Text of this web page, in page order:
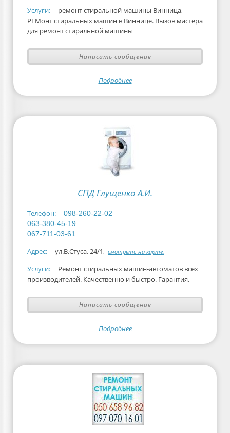
Услуги:
ремонт стиральной машины Винница,
РЕМонт стиральных машин в Виннице. Вызов мастера
для ремонт стиральной машины
Написать сообщение
Подробнее
СПД Глущенко А.И.
Телефон:
098-260-22-02
063-380-45-19
067-711-03-61
Адрес: ул.В.Стуса, 24/1, смотреть на карте.
Услуги:
Ремонт стиральных машин-автоматов всех
производителей. Качественно и быстро. Гарантия.
Написать сообщение
Подробнее